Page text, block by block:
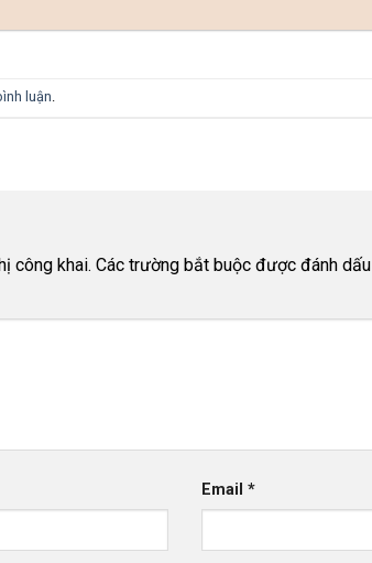
luận.
công khai. Các trường bắt buộc được đánh dấu
Email*